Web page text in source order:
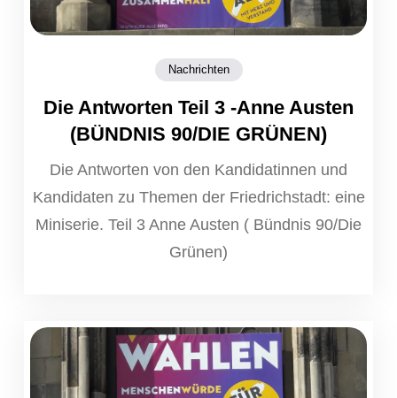
Nachrichten
Die Antworten Teil 3 -Anne Austen
(BÜNDNIS 90/DIE GRÜNEN)
Die Antworten von den Kandidatinnen und
Kandidaten zu Themen der Friedrichstadt: eine
Miniserie. Teil 3 Anne Austen ( Bündnis 90/Die
Grünen)